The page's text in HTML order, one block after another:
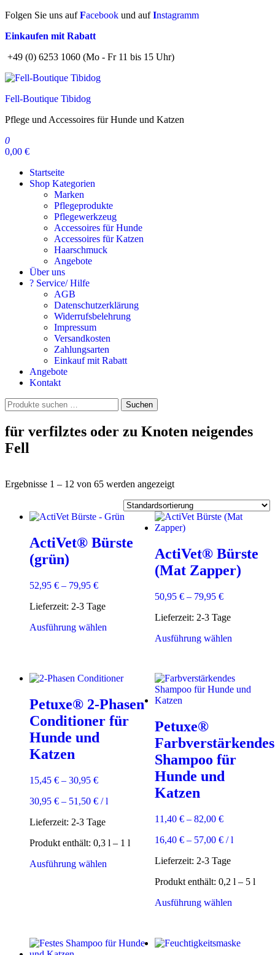
Zum
springen
Folgen Sie uns aufFacebook und aufInstagramm
Einkaufen mit Rabatt
+49 (0) 6253 1060 (Mo - Fr 11 bis 15 Uhr)
Fell-Boutique Tibidog
Pflege und Accessoires für Hunde und Katzen
0
0,00 €
Startseite
Shop Kategorien
Marken
Pflegeprodukte
Pflegewerkzeug
Accessoires für Hunde
Accessoires für Katzen
Haarschmuck
Angebote
Über uns
? Service/ Hilfe
AGB
Datenschutzerklärung
Widerrufsbelehrung
Impressum
Versandkosten
Zahlungsarten
Einkauf mit Rabatt
Angebote
Kontakt
Suchen
nach:
Suchen
für verfilztes oder zu Knoten neigendes
Fell
Ergebnisse 1 – 12 von 65 werden angezeigt
ActiVet® Bürste
(grün)
52,95 € – 79,95 €
Lieferzeit: 2-3 Tage
Ausführung wählen
auf.
Optionen
können
auf
ActiVet® Bürste
(Mat Zapper)
50,95 €– 79,95 €
Lieferzeit: 2-3 Tage
Ausführung wählenDieses
Varianten
auf.
auf
der
Petuxe® 2-Phasen
Conditioner für
Hunde und
Katzen
15,45 € – 30,95 €
30,95 € – 51,50 € /l
Lieferzeit: 2-3 Tage
Produkt enthält: 0,3 l – 1 l
Ausführung wählen
Optionen
Petuxe®
Farbverstärkendes
Shampoo für
Hunde und
Katzen
11,40 €– 82,00 €
16,40 €– 57,00 €/l
Lieferzeit: 2-3 Tage
Produkt enthält: 0,2 l – 5 l
Ausführung wählenDieses
Varianten